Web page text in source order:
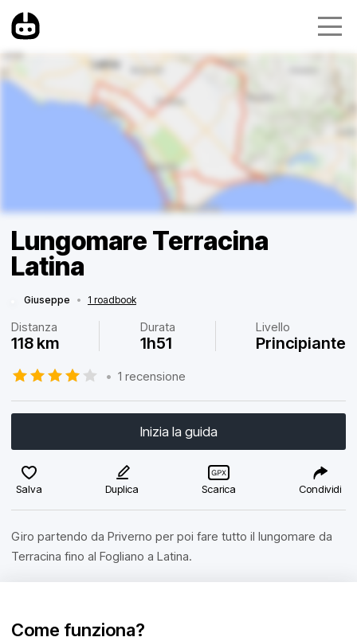
Lungomare Terracina
Latina
Giuseppe • 1 roadbook
Distanza
118 km
Durata
1h51
Livello
Principiante
• 1 recensione
Inizia la guida
Salva Duplica Scarica Condividi
Giro partendo da Priverno per poi fare tutto il lungomare da
Terracina fino al Fogliano a Latina.
Come funziona?